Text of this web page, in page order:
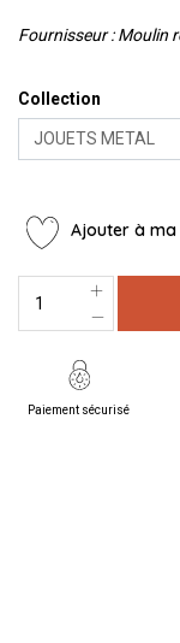
Fournisseur : Moulin
Collection
Ajouter à ma
Paiement sécurisé